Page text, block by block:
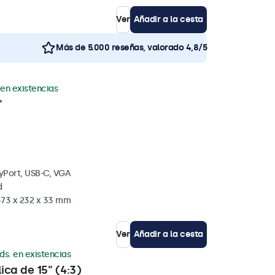
Ver Añadir a la cesta
Más de 5.000 reseñas, valorado 4,8/5
en existencias
USB-C, VGA
x 232 x 33 mm
Ver Añadir a la cesta
de 15" (4:3)
en existencias